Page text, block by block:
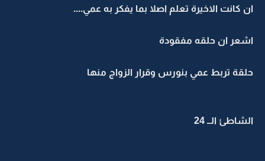
ان كانت الاخيرة تعلم اصلا بما يفكر به عمي....
اشعر ان حلقه مفقودة
حلقة تربط عمي بنورس وقرار الزواج منها
الشاطئ الــ 24